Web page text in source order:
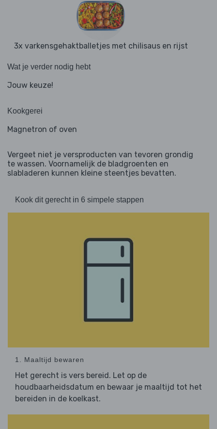
3x varkensgehaktballetjes met chilisaus en rijst
Wat je verder nodig hebt
Jouw keuze!
Kookgerei
Magnetron of oven
Vergeet niet je versproducten van tevoren grondig
te wassen. Voornamelijk de bladgroenten en
slabladeren kunnen kleine steentjes bevatten.
Kook dit gerecht in 6 simpele stappen
1. Maaltijd bewaren
Het gerecht is vers bereid. Let op de
houdbaarheidsdatum en bewaar je maaltijd tot het
bereiden in de koelkast.